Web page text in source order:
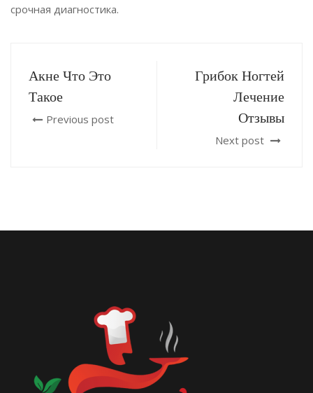
срочная диагностика.
Акне Что Это
Такое
Previous post
Грибок Ногтей
Лечение
Отзывы
Next post